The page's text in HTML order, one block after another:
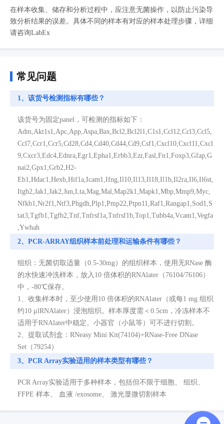
在样本收集、储存和分析过程中，应注意无菌操作，以防止污染导
致分析结果的误差。具体不同的样本有对应的样本处理步骤，详细
请咨询LabEx
常见问题
1、该货号检测指标有哪些？
该货号为固定panel，可检测的指标如下：
Adm,Akt1s1,Apc,App,Aspa,Bax,Bcl2,Bcl2l1,C1s1,Ccl12,Ccl3,Ccl5,
Ccl7,Ccr1,Ccr5,Cd28,Cd4,Cd40,Cd44,Cd9,Csf1,Cxcl10,Cxcl11,Cxcl
9,Cxcr3,Edc4,Ednra,Egr1,Epha1,Erbb3,Ezr,Fasl,Fn1,Foxp3,Gfap,G
nai2,Gpx1,Grb2,H2-
Eb1,Hdac1,Hexb,Hif1a,Icam1,Ifng,Il10,Il13,Il18,Il1b,Il2ra,Il6,Il6st,
Itgb2,Jak1,Jak2,Jun,Lta,Mag,Mal,Map2k1,Mapk1,Mbp,Mmp9,Myc,
Nfkb1,Nr2f1,Ntf3,Phgdh,Plp1,Pmp22,Ptpn11,Raf1,Rangap1,Sod1,S
tat3,Tgfb1,Tgfb2,Tnf,Tnfrsf1a,Tnfrsf1b,Top1,Tubb4a,Vcam1,Vegfa
,Ywhah
2、PCR-ARRAY组织样本前处理和运输条件有哪些？
组织：无菌切取适量（0.5-30mg）的组织样本，使用无RNase 酶
的水快速冲洗样本，放入10 倍体积的RNAlater（76104/76106）
中，-80℃保存。
1、收集样本时，至少使用10 倍体积的RNAlater（或每1 mg 组织
约10 μlRNAlater）浸泡组织。样本厚度需＜0.5cm，冷冻样本不
适用于RNAlater中稳定。小器官（小鼠等）可不进行切割。
2、提取试剂盒：RNeasy Mini Kit(74104)+RNase-Free DNase
Set（79254）
3、PCR Array实验适用的样本类型有哪些？
PCR Array实验适用于多种样本，包括但不限于细胞、 组织、
FFPE 样本、 血液 /exosome、 激光显微切割样本